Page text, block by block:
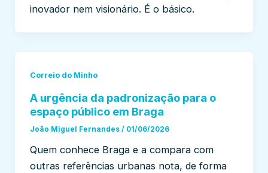
inovador nem visionário. É o básico.
Correio do Minho
A urgência da padronização para o
espaço público em Braga
João Miguel Fernandes / 01/06/2026
Quem conhece Braga e a compara com
outras referências urbanas nota, de forma